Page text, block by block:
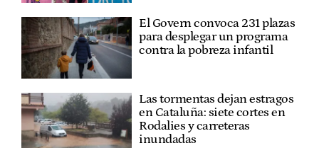
El Govern convoca 231 plazas
para desplegar un programa
contra la pobreza infantil
Las tormentas dejan estragos
en Cataluña: siete cortes en
Rodalies y carreteras
inundadas